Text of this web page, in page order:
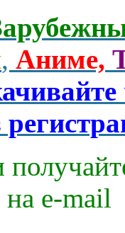
, Аниме,
e-mаil